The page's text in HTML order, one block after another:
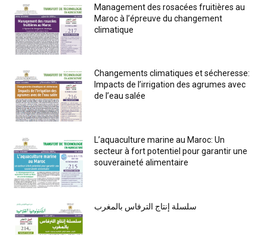
Management des rosacées fruitières au
Maroc à l’épreuve du changement
climatique
Changements climatiques et sécheresse:
Impacts de l’irrigation des agrumes avec
de l’eau salée
L’aquaculture marine au Maroc: Un
secteur à fort potentiel pour garantir une
souveraineté alimentaire
سلسلة إنتاج الترفاس بالمغرب